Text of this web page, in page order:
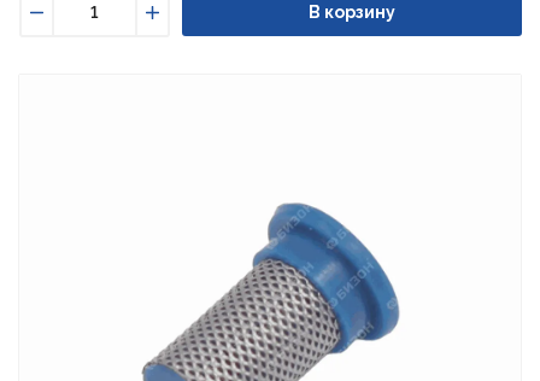
Увеличить
В корзину